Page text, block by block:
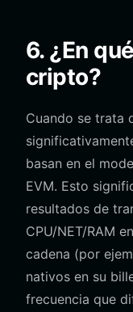
6. ¿En
cripto?
Cuando se trata
basan en el
EVM. Esto
resultados de
CPU/NET/RAM
cadena (por
nativos en su
frecuencia que